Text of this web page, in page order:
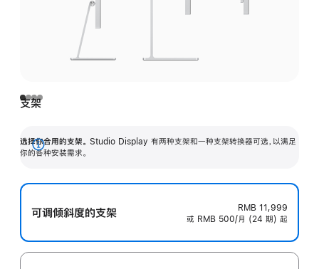
支架
选择你合用的支架。 Studio Display 有两种支架和一种支架转换器可选，以满足
你的各种安装需求。
展
可调倾斜度的支架
RMB 11,999
或 RMB 500/月 (24 期) 起